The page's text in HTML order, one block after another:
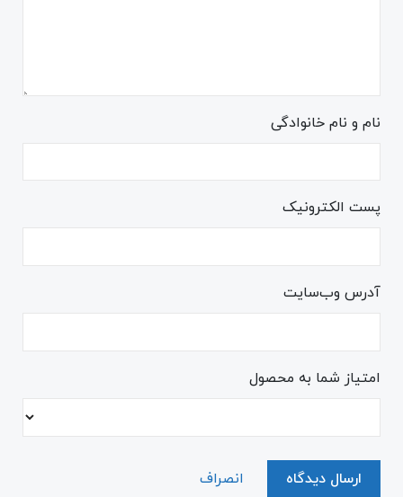
نام و نام خانوادگی
پست الکترونیک
آدرس وب‌سایت
امتیاز شما به محصول
ارسال دیدگاه انصراف